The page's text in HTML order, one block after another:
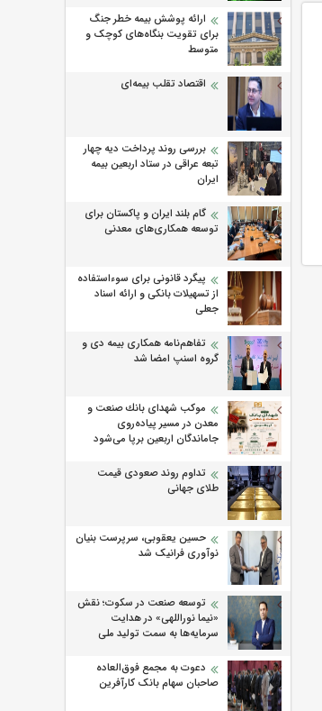
ارائه پوشش بیمه خطر جنگ
برای تقویت بنگاه‌های کوچک و
متوسط
اقتصاد تقلب بیمه‌ای
بررسی روند پرداخت دیه چهار
تبعه عراقی در ستاد اربعین بیمه
ایران
گام بلند ایران و پاکستان برای
توسعه همکاری‌های معدنی
پیگرد قانونی برای سوءاستفاده
از تسهیلات بانکی و ارائه اسناد
جعلی
تفاهم‌نامه همکاری بیمه دی و
گروه اسنپ امضا شد
موكب شهدای بانك صنعت و
معدن در مسیر پیاده‌روی
جاماندگان اربعین برپا می‌شود
تداوم روند صعودی قیمت
طلای جهانی
حسین یعقوبی، سرپرست بنیان
نوآوری فرانیک شد
توسعه صنعت در سکوت؛ نقش
«نیما نوراللهی» در هدایت
سرمایه‌ها به سمت تولید ملی
دعوت به مجمع فوق‌العاده
صاحبان سهام بانک کارآفرین